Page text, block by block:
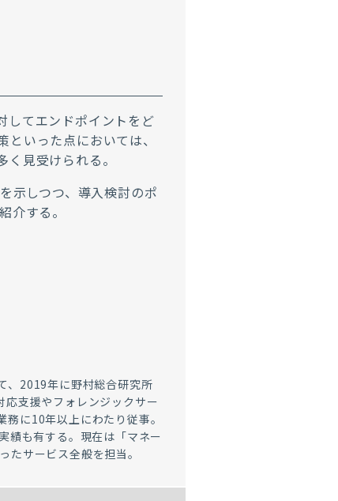
してエンドポイントをど
いった点においては、
見受けられる。
示しつつ、導入検討のポ
介する。
、2019年に野村総合研究所
応支援やフォレンジックサー
に10年以上にわたり従事。
績も有する。現在は「マネー
たサービス全般を担当。